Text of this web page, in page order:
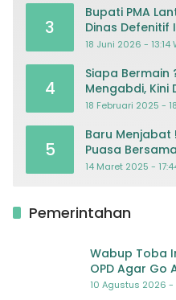
3
Bupati PMA
Dinas Defenitif
18 Juni 2026 - 13:14
4
Siapa Bermain
Mengabdi, Kini
Dapodik
18 Februari 2025 -
5
Baru Menjabat
Puasa Bersama
14 Maret 2025 -
Pemerintahan
Wabup Toba
OPD Agar Go
10 Agustus 2026 -